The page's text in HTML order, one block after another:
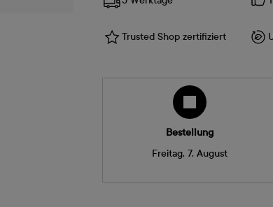
Trusted Shop zertifiziert
Bestellung
Freitag, 7. August